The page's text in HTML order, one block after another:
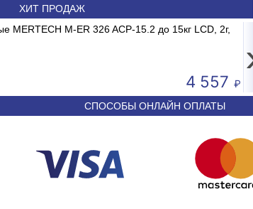
ХИТ ПРОДАЖ
MERTECH M-ER 326 ACP-15.2 до 15кг LCD, 2г,
4 557
›
ABK/INV-18 MDR/MB2/E1 MADRID INVERTER
50 590
СПОСОБЫ ОНЛАЙН ОПЛАТЫ